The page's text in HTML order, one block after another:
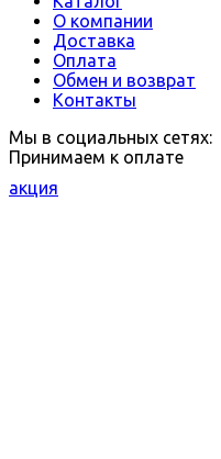
О компании
Доставка
Оплата
Обмен и возврат
Контакты
Мы в социальных сетях:
Принимаем к оплате
акция